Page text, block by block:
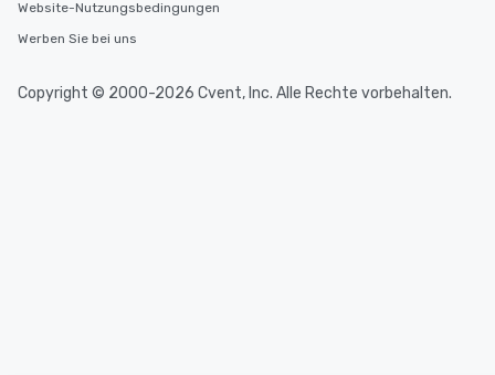
Website-Nutzungsbedingungen
Werben Sie bei uns
Copyright © 2000-2026 Cvent, Inc. Alle Rechte vorbehalten.